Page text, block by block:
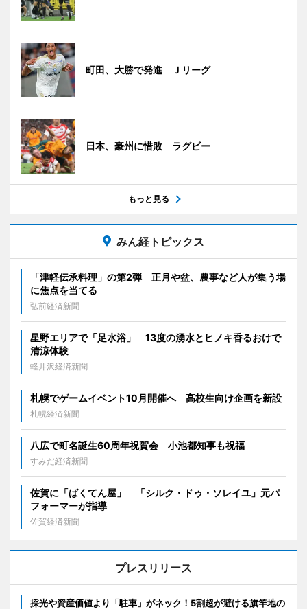
町田、大勝で発進 Ｊリーグ
日本、豪州に惜敗 ラグビー
もっと見る
みん経トピックス
「津軽伝承料理」の第2弾 正月や盆、農事など人が集う場
に焦点を当てる
弘前経済新聞
星野エリアで「足水浴」 13度の湧水とヒノキ香るおけで
清涼体験
軽井沢経済新聞
札幌でゲームイベント10月開催へ 高校生向け企画を新設
札幌経済新聞
八広で町名誕生60周年祝賀会 小池都知事も祝福
すみだ経済新聞
佐賀に「ばくてん屋」 「シルク・ドゥ・ソレイユ」元パ
フォーマーが指導
佐賀経済新聞
プレスリリース
採光や資産価値より「駐車」がネック！5割超が避ける旗竿地の